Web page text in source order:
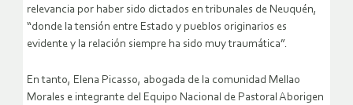
relevancia por haber sido dictados en tribunales de Neuquén,
“donde la tensión entre Estado y pueblos originarios es
evidente y la relación siempre ha sido muy traumática”.
En tanto, Elena Picasso, abogada de la comunidad Mellao
Morales e integrante del Equipo Nacional de Pastoral Aborigen